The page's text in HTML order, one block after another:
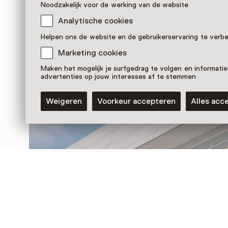
Noodzakelijk voor de werking van de website
Analytische cookies
Helpen ons de website en de gebruikerservaring te
Marketing cookies
Maken het mogelijk je surfgedrag te volgen en
advertenties op jouw interesses af te stemmen
Weigeren Voorkeur accepteren Alles
Nog meer ontdekken